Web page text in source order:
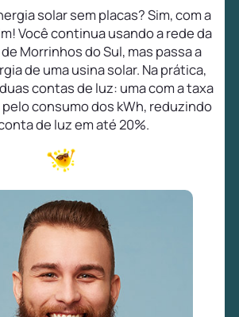
solar sem placas? Sim, com a
Você continua usando a rede da
Morrinhos do Sul, mas passa a
de uma usina solar. Na prática,
contas de luz: uma com a taxa
consumo dos kWh, reduzindo
de luz em até 20%.